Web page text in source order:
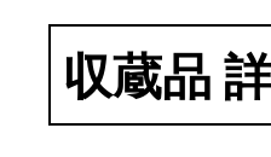
収蔵品